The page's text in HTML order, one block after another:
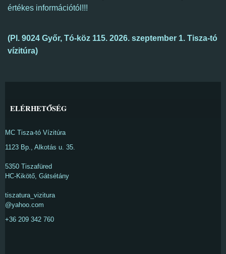
értékes információtól!!!
(Pl. 9024 Győr, Tó-köz 115. 2026. szeptember 1. Tisza-tó
vízitúra)
ELÉRHETŐSÉG
MC Tisza-tó Vízitúra
1123 Bp., Alkotás u. 35.
5350 Tiszafüred
HC-Kikötő, Gátsétány
tiszatura_vizitura
@yahoo.com
+36 209 342 760